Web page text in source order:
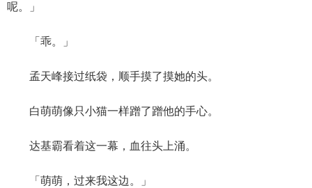
呢。」
「乖。」
孟天峰接过纸袋，顺手摸了摸她的头。
白萌萌像只小猫一样蹭了蹭他的手心。
达基霸看着这一幕，血往头上涌。
「萌萌，过来我这边。」